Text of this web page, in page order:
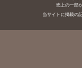
売上の一部
当サイトに掲載の